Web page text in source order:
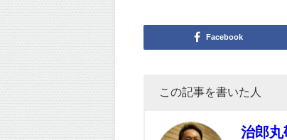
Facebook
この記事を書いた人
治郎丸